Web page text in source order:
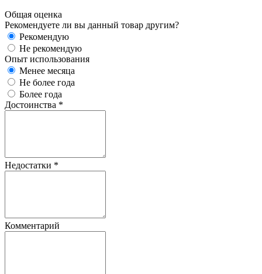
Общая оценка
Рекомендуете ли вы данный товар другим?
Рекомендую
Не рекомендую
Опыт использования
Менее месяца
Не более года
Более года
Достоинства *
Недостатки *
Комментарий